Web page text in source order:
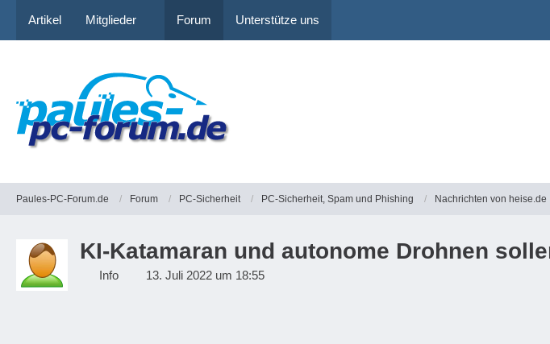
Artikel Mitglieder Forum Unterstütze uns
Paules-PC-Forum.de Forum PC-Sicherheit PC-Sicherheit, Spam und Phishing Nachrichten von heise.de
KI-Katamaran und autonome Drohnen
Info 13. Juli 2022 um 18:55